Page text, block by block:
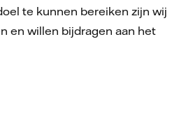
te kunnen bereiken zijn wij
en willen bijdragen aan het